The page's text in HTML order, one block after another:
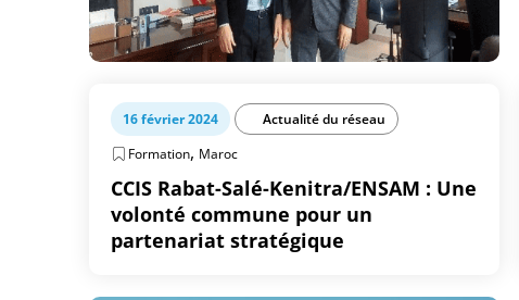
16 février 2024
Actualité du réseau
Formation, Maroc
CCIS Rabat-Salé-Kenitra/ENSAM : Une
volonté commune pour un
partenariat stratégique